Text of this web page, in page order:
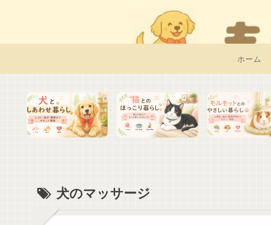
ホーム
犬のマッサージ